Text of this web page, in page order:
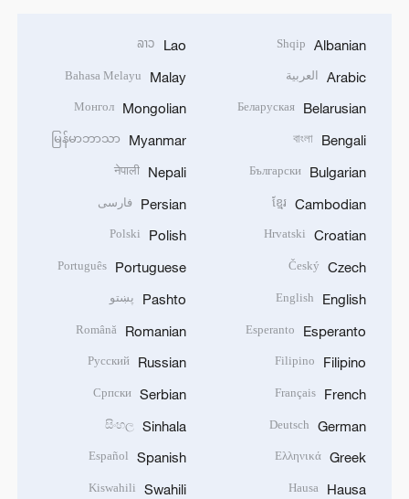
Albanian
Shqip
Arabic العربية
Belarusian
Беларуская
Bengali
বাংলা
Bulgarian
Български
Cambodian
ខ្មែរ
Croatian
Hrvatski
Czech
Český
English
English
Esperanto
Esperanto
Filipino
Filipino
French
Français
German
Deutsch
Greek
Ελληνικά
Hausa
Hausa
Lao
ລາວ
Malay
Bahasa Melayu
Mongolian
Монгол
Myanmar
မြန်မာဘာသာ
Nepali
नेपाली
Persian فارسی
Polish
Polski
Portuguese
Português
Pashto پښتو
Romanian
Română
Russian
Русский
Serbian
Српски
Sinhala
සිංහල
Spanish
Español
Swahili
Kiswahili